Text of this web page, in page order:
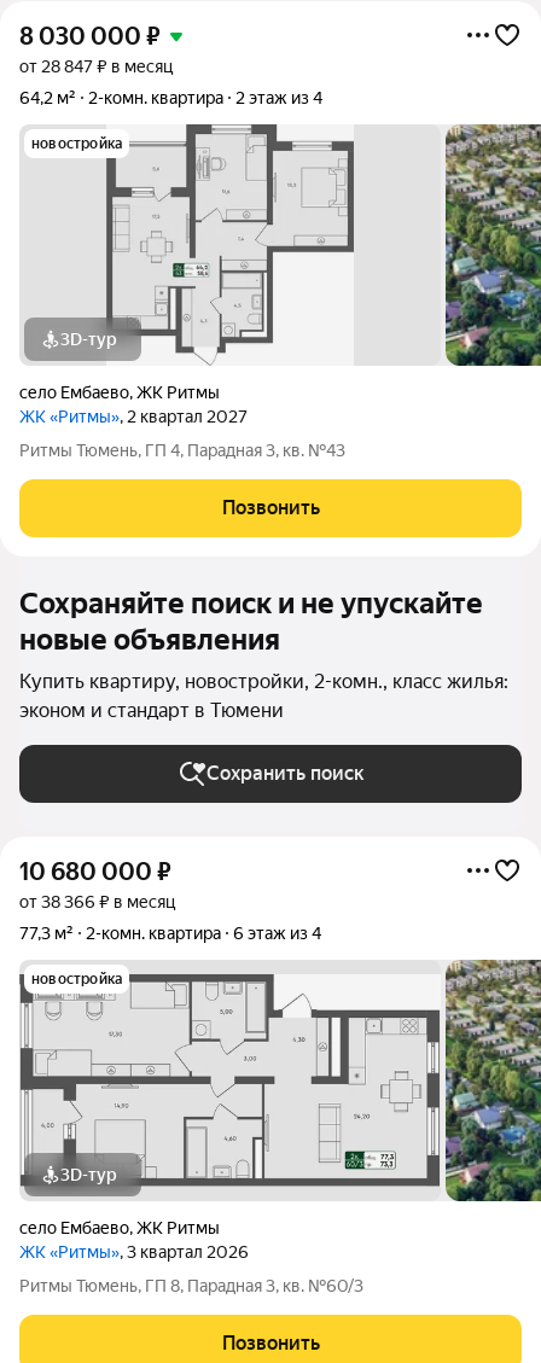
8 030 000 ₽
от 28 847 ₽ в месяц
64,2 м²
2-комн. квартира 2 этаж из 4
новостройка
3D-тур
село Ембаево,ЖК Ритмы
ЖК «Ритмы», 2 квартал 2027
Ритмы Тюмень, ГП 4, Парадная 3, кв. №43
Позвонить
Сохраняйте поиск и не упускайте
новые объявления
Купить квартиру, новостройки, 2-комн., класс жилья:
эконом и стандарт в Тюмени
Сохранить поиск
10 680 000 ₽
от 38 366 ₽ в месяц
77,3 м²
2-комн. квартира 6 этаж из 4
новостройка
3D-тур
село Ембаево,ЖК Ритмы
ЖК «Ритмы», 3 квартал 2026
Ритмы Тюмень, ГП 8, Парадная 3, кв. №60/3
Позвонить